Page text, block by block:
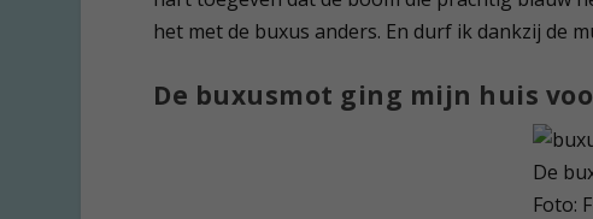
het met de buxus anders. En durf ik dankzij de
De buxusmot ging mijn huis
De
Foto: